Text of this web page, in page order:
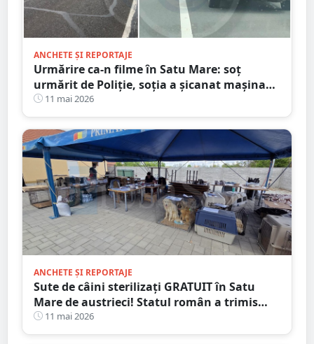
ANCHETE ȘI REPORTAJE
Urmărire ca-n filme în Satu Mare: soț
urmărit de Poliție, soția a șicanat mașina
polițiștilor
11 mai 2026
ANCHETE ȘI REPORTAJE
Sute de câini sterilizați GRATUIT în Satu
Mare de austrieci! Statul român a trimis
controale de tip SECURISTIC
11 mai 2026